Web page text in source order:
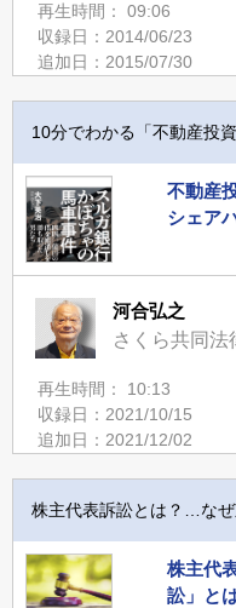
再生時間： 09:06
収録日：2014/06/23
追加日：2015/07/30
10分でわかる「不動産投資
不動産
シェア
河合弘之
さくら共同
再生時間： 10:13
収録日：2021/10/15
追加日：2021/12/02
株主代表訴訟とは？…な
株主代
訟」と